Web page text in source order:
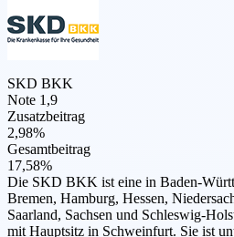
SKD BKK
Note 1,9
Zusatzbeitrag
2,98%
Gesamtbeitrag
17,58%
Die SKD BKK ist eine in Baden-
Bremen, Hamburg, Hessen,
Saarland, Sachsen und Schleswig-
mit Hauptsitz in Schweinfurt. Sie ist